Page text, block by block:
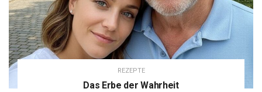
REZEPTE
Das Erbe der Wahrheit